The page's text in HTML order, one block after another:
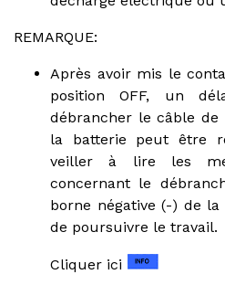
REMARQUE:
Après avoir mis le
position OFF, un
débrancher le câble de
la batterie peut être
veiller à lire les
concernant le
borne négative (-) de
de poursuivre le travail.
Cliquer ici